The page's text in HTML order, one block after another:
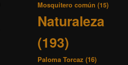
Mosquitero común (15)
Naturaleza
(193)
Paloma Torcaz (16)